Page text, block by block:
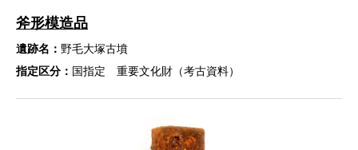
斧形模造品
遺跡名： 野毛大塚古墳
指定区分： 国指定 重要文化財（考古資料）